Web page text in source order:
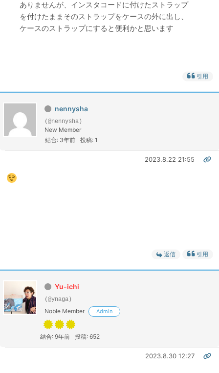
ありませんが、インスタコードに付けたストラップ
を付けたままそのストラップをケースの外に出し、
ケースのストラップにすると便利かと思います
引用
nennysha
(@nennysha)
New Member
結合: 3年前
投稿: 1
2023.8.22 21:55
返信 引用
Yu-ichi
(@ynaga)
Noble Member Admin
結合: 9年前 投稿: 652
2023.8.30 12:27